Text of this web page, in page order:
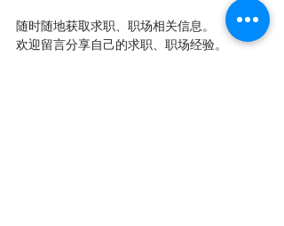
随时随地获取求职、职场相关信息。
欢迎留言分享自己的求职、职场经验。